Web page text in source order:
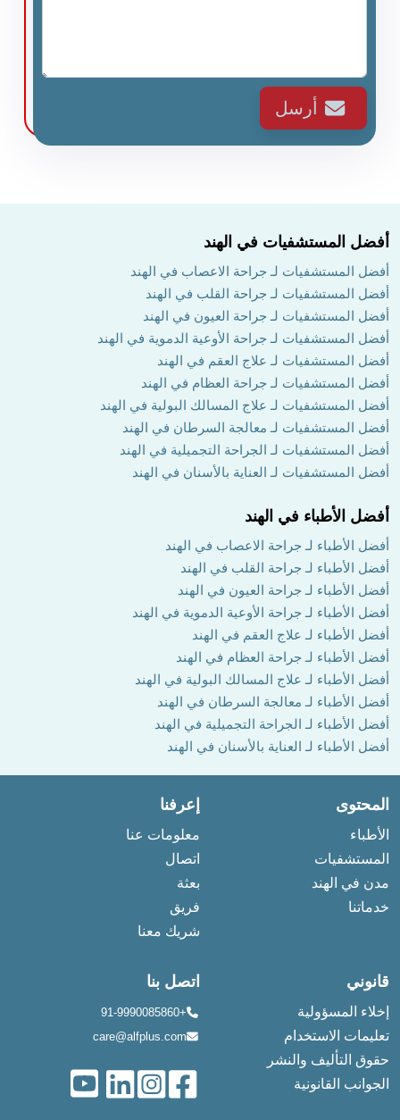
أرسل
أفضل المستشفيات في الهند
أفضل المستشفيات لـ جراحة الاعصاب في الهند
أفضل المستشفيات لـ جراحة القلب في الهند
أفضل المستشفيات لـ جراحة العيون في الهند
أفضل المستشفيات لـ جراحة الأوعية الدموية في الهند
أفضل المستشفيات لـ علاج العقم في الهند
أفضل المستشفيات لـ جراحة العظام في الهند
أفضل المستشفيات لـ علاج المسالك البولية في الهند
أفضل المستشفيات لـ معالجة السرطان في الهند
أفضل المستشفيات لـ الجراحة التجميلية في الهند
أفضل المستشفيات لـ العناية بالأسنان في الهند
أفضل الأطباء في الهند
أفضل الأطباء لـ جراحة الاعصاب في الهند
أفضل الأطباء لـ جراحة القلب في الهند
أفضل الأطباء لـ جراحة العيون في الهند
أفضل الأطباء لـ جراحة الأوعية الدموية في الهند
أفضل الأطباء لـ علاج العقم في الهند
أفضل الأطباء لـ جراحة العظام في الهند
أفضل الأطباء لـ علاج المسالك البولية في الهند
أفضل الأطباء لـ معالجة السرطان في الهند
أفضل الأطباء لـ الجراحة التجميلية في الهند
أفضل الأطباء لـ العناية بالأسنان في الهند
المحتوى
الأطباء
المستشفيات
مدن في الهند
خدماتنا
إعرفنا
معلومات عنا
اتصال
بعثة
فريق
شريك معنا
قانوني
إخلاء المسؤولية
تعليمات الاستخدام
حقوق التأليف والنشر
الجوانب القانونية
اتصل بنا
+91-9990085860
care@alfplus.com